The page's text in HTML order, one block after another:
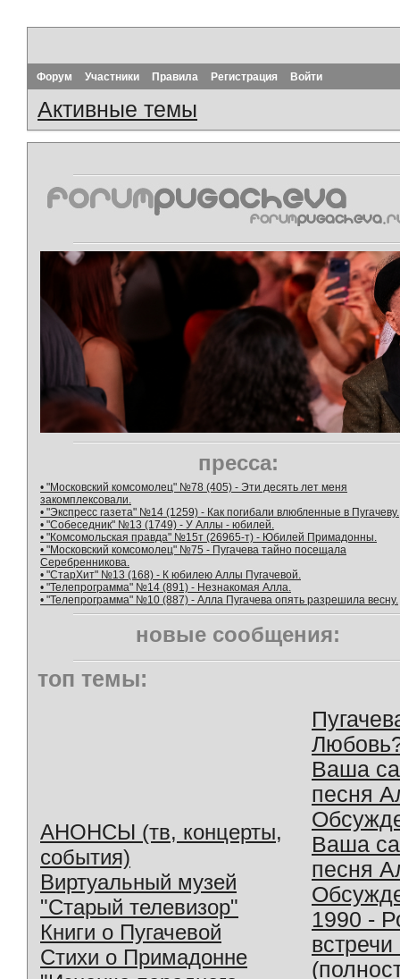
Форум Участники Правила Регистрация Войти
Активные темы
пресса:
• "Московский комсомолец" №78 (405) - Эти десять лет меня
закомплексовали.
• "Экспресс газета" №14 (1259) - Как погибали влюбленные в Пугачеву.
• "Собеседник" №13 (1749) - У Аллы - юбилей.
• "Комсомольская правда" №15т (26965-т) - Юбилей Примадонны.
• "Московский комсомолец" №75 - Пугачева тайно посещала
Серебренникова.
• "СтарХит" №13 (168) - К юбилею Аллы Пугачевой.
• "Телепрограмма" №14 (891) - Незнакомая Алла.
• "Телепрограмма" №10 (887) - Алла Пугачева опять разрешила весну.
новые сообщения:
топ темы:
АНОНСЫ (тв, концерты,
события)
Виртуальный музей
"Старый телевизор"
Книги о Пугачевой
Стихи о Примадонне
Ваша
песня
Ваша
песня
1990 -